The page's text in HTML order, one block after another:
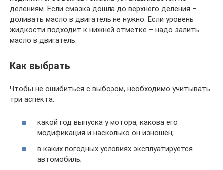
делениям. Если смазка дошла до верхнего деления –
доливать масло в двигатель не нужно. Если уровень
жидкости подходит к нижней отметке – надо залить
масло в двигатель.
Как выбрать
Чтобы не ошибиться с выбором, необходимо учитывать
три аспекта:
какой год выпуска у мотора, какова его
модификация и насколько он изношен;
в каких погодных условиях эксплуатируется
автомобиль;